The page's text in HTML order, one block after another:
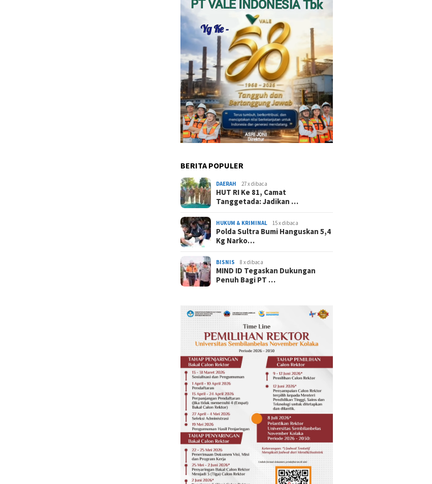
BERITA POPULER
DAERAH 27 x dibaca
HUT RI Ke 81, Camat
Tanggetada: Jadikan …
HUKUM & KRIMINAL 15 x dibaca
Polda Sultra Bumi Hanguskan 5,4
Kg Narko…
BISNIS 8 x dibaca
MIND ID Tegaskan Dukungan
Penuh Bagi PT …